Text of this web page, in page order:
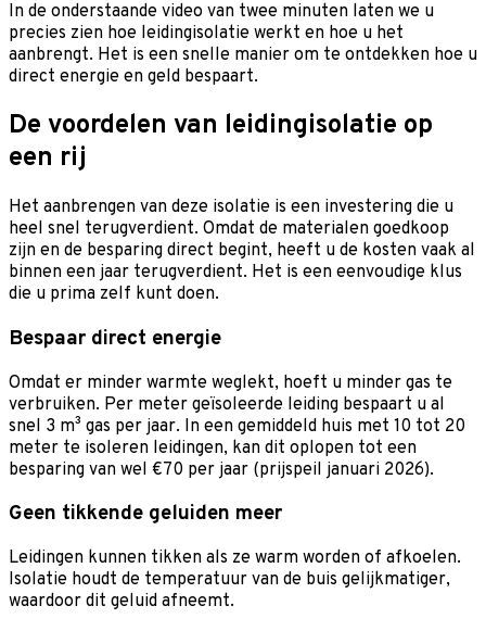
In de onderstaande video van twee minuten laten we u
precies zien hoe leidingisolatie werkt en hoe u het
aanbrengt. Het is een snelle manier om te ontdekken hoe u
direct energie en geld bespaart.
De voordelen van leidingisolatie op
een rij
Het aanbrengen van deze isolatie is een investering die u
heel snel terugverdient. Omdat de materialen goedkoop
zijn en de besparing direct begint, heeft u de kosten vaak al
binnen een jaar terugverdient. Het is een eenvoudige klus
die u prima zelf kunt doen.
Bespaar direct energie
Omdat er minder warmte weglekt, hoeft u minder gas te
verbruiken. Per meter geïsoleerde leiding bespaart u al
snel 3 m³ gas per jaar. In een gemiddeld huis met 10 tot 20
meter te isoleren leidingen, kan dit oplopen tot een
besparing van wel €70 per jaar (prijspeil januari 2026).
Geen tikkende geluiden meer
Leidingen kunnen tikken als ze warm worden of afkoelen.
Isolatie houdt de temperatuur van de buis gelijkmatiger,
waardoor dit geluid afneemt.